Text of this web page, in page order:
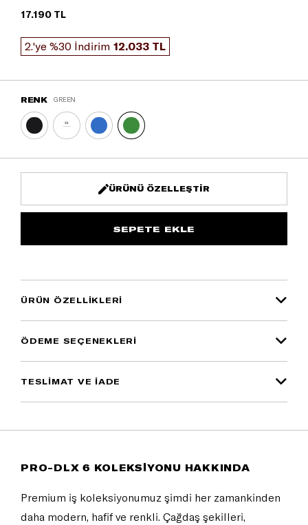
17.190 TL
2.'ye %30 İndirim 12.033 TL
RENK GREEN
ÜRÜNÜ ÖZELLEŞTIR
ÜRÜN ÖZELLIKLERI
ÖDEME SEÇENEKLERI
TESLİMAT VE İADE
PRO-DLX 6 KOLEKSİYONU HAKKINDA
Premium iş koleksiyonumuz şimdi her zamankinden
daha modern, hafif ve renkli. Çağdaş şekilleri,